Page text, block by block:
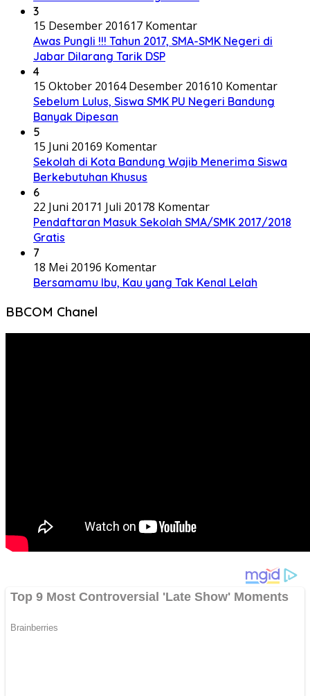
3
15 Desember 201617 Komentar
Awas Pungli !!! Tahun 2017, SMA-SMK Negeri di
Jabar Dilarang Tarik DSP
4
15 Oktober 20164 Desember 201610 Komentar
Sebelum Lulus, Siswa SMK PU Negeri Bandung
Banyak Dipesan
5
15 Juni 20169 Komentar
Sekolah di Kota Bandung Wajib Menerima Siswa
Berkebutuhan Khusus
6
22 Juni 20171 Juli 20178 Komentar
Pendaftaran Masuk Sekolah SMA/SMK 2017/2018
Gratis
7
18 Mei 20196 Komentar
Bersamamu Ibu, Kau yang Tak Kenal Lelah
BBCOM Chanel